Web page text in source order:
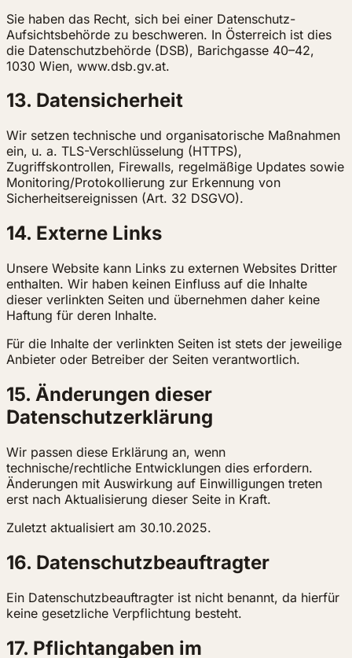
Sie haben das Recht, sich bei einer Datenschutz-
Aufsichtsbehörde zu beschweren. In Österreich ist dies
die Datenschutzbehörde (DSB), Barichgasse 40–42,
1030 Wien, www.dsb.gv.at.
13. Datensicherheit
Wir setzen technische und organisatorische Maßnahmen
ein, u. a. TLS-Verschlüsselung (HTTPS),
Zugriffskontrollen, Firewalls, regelmäßige Updates sowie
Monitoring/Protokollierung zur Erkennung von
Sicherheitsereignissen (Art. 32 DSGVO).
14. Externe Links
Unsere Website kann Links zu externen Websites Dritter
enthalten. Wir haben keinen Einfluss auf die Inhalte
dieser verlinkten Seiten und übernehmen daher keine
Haftung für deren Inhalte.
Für die Inhalte der verlinkten Seiten ist stets der jeweilige
Anbieter oder Betreiber der Seiten verantwortlich.
15. Änderungen dieser
Datenschutzerklärung
Wir passen diese Erklärung an, wenn
technische/rechtliche Entwicklungen dies erfordern.
Änderungen mit Auswirkung auf Einwilligungen treten
erst nach Aktualisierung dieser Seite in Kraft.
Zuletzt aktualisiert am 30.10.2025.
16. Datenschutzbeauftragter
Ein Datenschutzbeauftragter ist nicht benannt, da hierfür
keine gesetzliche Verpflichtung besteht.
17. Pflichtangaben im